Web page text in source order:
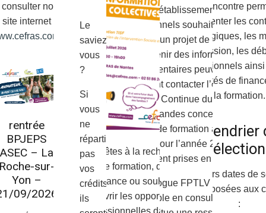
Les établissements et
professionnels souhaitant mettre
en place un projet de formation
ou obtenir des informations
complémentaires peuvent dès à
présent contacter l’équipe
Formation Continue du CEFRAS.
Les demandes concernant les
actions de formation à venir, y
compris pour l’année 2026, sont
également prises en compte.
Le catalogue FPTLV 2027 est
disponible en consultation et
Cette rencontre
présenter les
pédagogiques, les
d’admission, les
professionnels
possibilités de
la formation.
Calendrier
Plusieurs dates de
sont proposées aux
:
Le
saviez-
vous
?
Si
vous
ne
répartissez
pas
vos
crédits,
ils
notre
site internet
Vous êtes à la recherche
d’une formation, d’une
alternance ou souhaitez
découvrir les opportunités
professionnelles dans le
rentrée
BPJEPS
ASEC – La
sur-
Yon –
09/2026